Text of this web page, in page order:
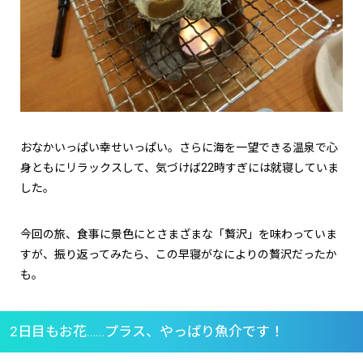
おなかいっぱい幸せいっぱい。さらに海を一望できる温泉で心
身ともにリラックスして、気づけば22時すぎには就寝していま
した。
今回の旅、食事に景色にとさまざまな「贅沢」を味わっていま
すが、振り返ってみたら、この早寝がなによりの贅沢だったか
も。
2日目もお花……プラス、やっぱり魚介です！